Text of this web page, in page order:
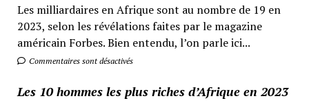
Les milliardaires en Afrique sont au nombre de 19 en
2023, selon les révélations faites par le magazine
américain Forbes. Bien entendu, l’on parle ici...
Commentaires sont désactivés
Les 10 hommes les plus riches d’Afrique en 2023